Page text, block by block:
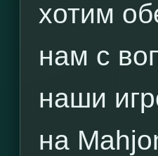
хотим
нам с
наши
на